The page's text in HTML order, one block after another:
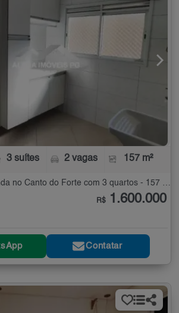
3 suítes 2 vagas 157 m²
R$ 1.600.000
Contatar